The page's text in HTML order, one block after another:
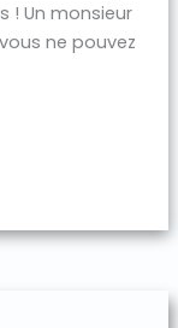
! Un monsieur
ne pouvez